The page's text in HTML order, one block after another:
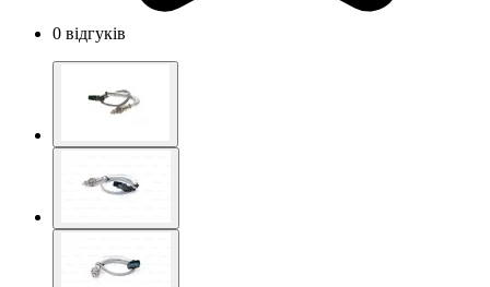
0 відгуків